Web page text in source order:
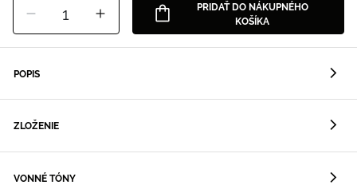
1
PRIDAŤ DO NÁKUPNÉHO
KOŠÍKA
POPIS
ZLOŽENIE
VONNÉ TÓNY